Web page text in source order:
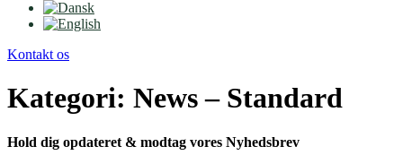
Kontakt os
Kategori: News – Standard
Hold dig opdateret & modtag vores Nyhedsbrev